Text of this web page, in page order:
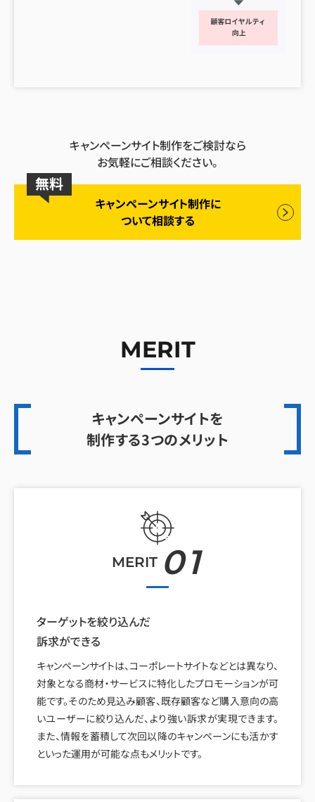
キャンペーンサイト制作をご検討なら
お気軽にご相談ください。
無料
キャンペーンサイト制作に
ついて相談する
MERIT
キャンペーンサイトを
制作する3つのメリット
MERIT 01
ターゲットを絞り込んだ
訴求ができる
キャンペーンサイトは、コーポレートサイトなどとは異なり、
対象となる商材・サービスに特化したプロモーションが可
能です。そのため見込み顧客、既存顧客など購入意向の高
いユーザーに絞り込んだ、より強い訴求が実現できます。
また、情報を蓄積して次回以降のキャンペーンにも活かす
といった運用が可能な点もメリットです。